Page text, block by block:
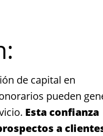
de capital en
pueden
Esta confianza
a